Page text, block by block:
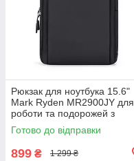
Рюкзак для ноутбука 15.6"
Mark Ryden MR2900JY для
роботи та подорожей з
захистом від води (Чорний)
Готово до відправки
899 ₴ 1 299 ₴